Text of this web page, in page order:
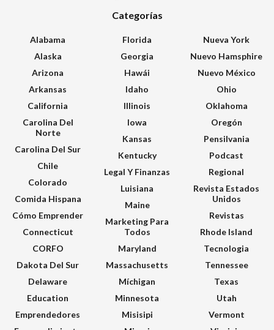
Categorías
Alabama
Alaska
Arizona
Arkansas
California
Carolina Del
Norte
Carolina Del Sur
Chile
Colorado
Comida Hispana
Cómo Emprender
Connecticut
CORFO
Dakota Del Sur
Delaware
Education
Emprendedores
Florida
Georgia
Hawái
Idaho
Illinois
Iowa
Kansas
Kentucky
Legal Y Finanzas
Luisiana
Maine
Marketing Para
Todos
Maryland
Massachusetts
Míchigan
Minnesota
Misisipi
Nueva York
Nuevo Hamsphire
Nuevo México
Ohio
Oklahoma
Oregón
Pensilvania
Podcast
Regional
Revista Estados
Unidos
Revistas
Rhode Island
Tecnologia
Tennessee
Texas
Utah
Vermont